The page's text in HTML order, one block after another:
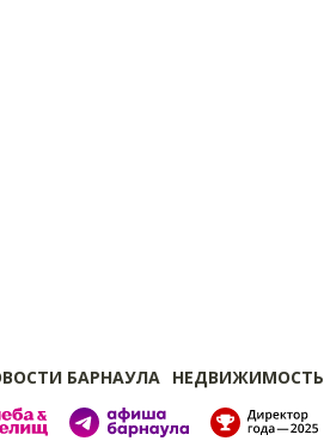
БАРНАУЛА НЕДВИЖИМОСТЬ